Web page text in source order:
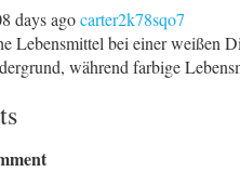
days agocarter2k78sqo7
Lebensmittel bei einer weißen
während farbige